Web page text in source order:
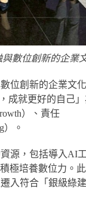
數位創新的企業
位創新的企業文
，成就更好的自己
）、責任
）。
源，包括導入AI
極培養數位力。
入符合「銀級綠